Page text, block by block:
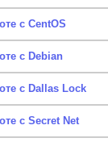
с CentOS
с Debian
с Dallas Lock
с Secret Net